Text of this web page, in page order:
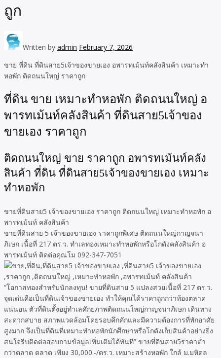
ถูก
Written by admin February 7, 2026
ขาย ที่ดิน ที่ดินสาย5เจ้าของขายเอง อพารทเม้นท์คลังสินค้า เหมาะทำ
หอพัก ติดถนนใหญ่ ราคาถูก
ที่ดิน ขาย เหมาะทำหอพัก ติดถนนใหญ่ อ
พารทเม้นท์คลังสินค้า ที่ดินสาย5เจ้าของ
ขายเอง ราคาถูก
ติดถนนใหญ่ ขาย ราคาถูก อพารทเม้นท์คลัง
สินค้า ที่ดิน ที่ดินสาย5เจ้าของขายเอง เหมาะ
ทำหอพัก
ขายที่ดินสาย5 เจ้าของขายเอง ราคาถูก ติดถนนใหญ่ เหมาะทำหอพัก อ
พารทเม้นท์ คลังสินค้า
ขายที่ดินสาย 5 เจ้าของขายเอง ราคาถูกพิเศษ ติดถนนใหญ่กาญจนา
ภิเษก เนื้อที่ 217 ตร.ว. ทำเลทองเหมาะทำหอพักหรือโกดังคลังสินค้า อ
พารทเม้นท์ ติดต่อคุณโม 092-347-7051
“โอกาสทองสำหรับนักลงทุน! ขายที่ดินสาย 5 แปลงสวยเนื้อที่ 217 ตร.ว.
จุดเด่นคือเป็นที่ดินเจ้าของขายเอง ทำให้คุณได้ราคาถูกกว่าท้องตลาด
แน่นอน ตัวที่ดินตั้งอยู่ทำเลศักยภาพติดถนนใหญ่กาญจนาภิเษก เดินทาง
สะดวกสบาย สภาพแวดล้อมโดยรอบคึกคักและมีความต้องการที่พักอาศัย
สูงมาก จึงเป็นที่ดินที่เหมาะทำหอพักนักศึกษาหรือโกดังเก็บสินค้าอย่างยิ่ง
สนใจรีบติดต่อสอบถามข้อมูลเพิ่มเติมได้ทันที” ขายที่ดินสาย5ราคาต่ำ
กว่าตลาด ตลาด เพียง 30,000.-/ตร.ว. เหมาะสร้างหอพัก ใกล้ ม.มหิดล